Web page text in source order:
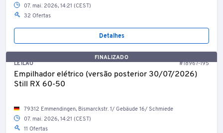
07. mai. 2026, 14:21 (CEST)
32 Ofertas
Detalhes
FINALIZADO
LEILÃO
#18967-195
Empilhador elétrico (versão posterior 30/07/2026)
Still RX 60-50
79312 Emmendingen, Bismarckstr. 1/ Gebäude 16/ Schmiede
07. mai. 2026, 14:21 (CEST)
11 Ofertas